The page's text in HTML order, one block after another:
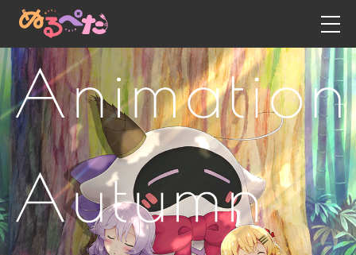
日語
英語
中文- 繁體字
中文 - 簡體字
新聞資訊
博客
動漫
故事
遊戲